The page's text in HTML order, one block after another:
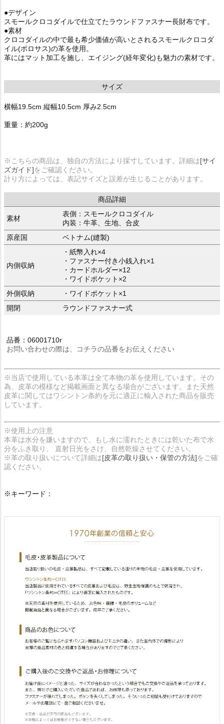
●デザイン
スモールクロコダイルで仕立てたラウンドファスナー長財布です。
●素材
クロコダイルの中で最も希少価値が高いとされるスモールクロコダ
イル(ポロサス)の革を使用。
革にはマット加工を施し、エイジング(経年変化)も魅力の素材です。
サイズ
横幅19.5cm 縦幅10.5cm 厚み2.5cm
重量：約200g
※こちらの商品は、独自の方法により採寸しています。詳細は[サイ
ズガイド]をご確認ください。
計り方によっては、表記サイズと誤差が生じることがあります。
商品詳細
素材
表側：スモールクロコダイル
内装：牛革、生地、合皮
原産国
ベトナム(縫製)
内側収納
・紙幣入れ×4
・ファスナー付き小銭入れ×1
・カードホルダー×12
・ワイドポケット×2
外側収納
・ワイドポケット×1
開閉
ラウンドファスナー式
品番：06001710r
お問い合わせの際は、コチラの品番をお伝えください
※当店で使用している本革は全て本物の革を使用しています。その
為、皮革の模様など掲載画面と異なる場合がございます。また天然
皮革に関してはワシントン条約を元に適正に輸入された商品を販売
しています。
※使用上の注意
本革は水分を嫌いますので、もし水に濡れたときには乾いた布で水
分をふき取り、 直射日光をさけ、自然乾燥させてください。
※革の取り扱いについて詳細は[皮革の取り扱い・保管の方法]をご確
認ください。
※キーワード：